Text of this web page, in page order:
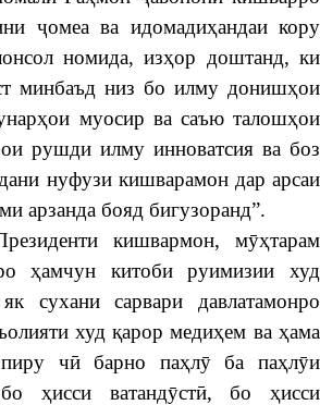
ҷомеа ва идомадиҳандаи кору
номида, изҳор доштанд, ки
минбаъд низ бо илму донишҳои
муосир ва саъю талошҳои
рушди илму инноватсия ва боз
нуфузи кишварамон дар арсаи
арзанда бояд бигузоранд”.
кишвармон, мӯҳтарам
ҳамчун китоби руимизии худ
сухани сарвари давлатамонро
худ қарор медиҳем ва ҳама
пиру чӣ барно паҳлӯ ба паҳлӯи
ҳисси ватандӯстӣ, бо ҳисси